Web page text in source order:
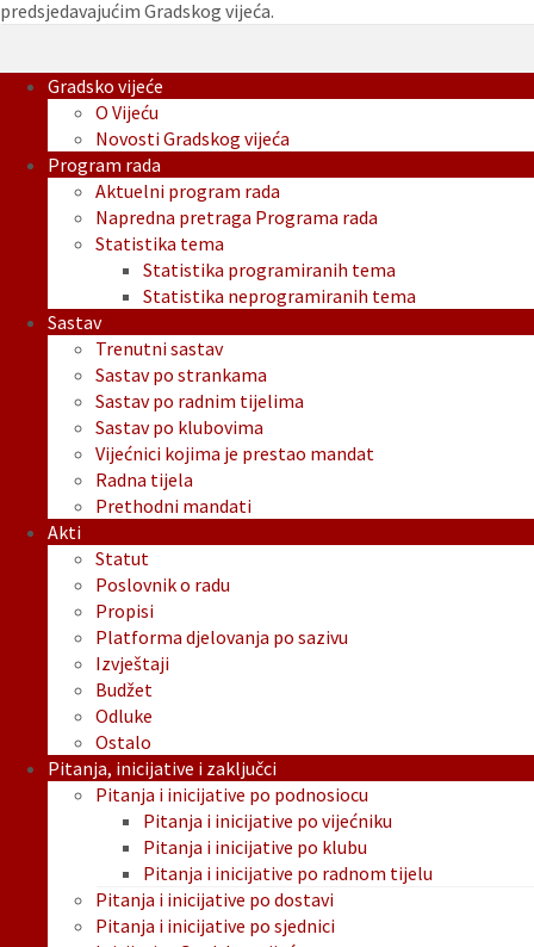
predsjedavajućim Gradskog vijeća.
Gradsko vijeće
O Vijeću
Novosti Gradskog vijeća
Program rada
Aktuelni program rada
Napredna pretraga Programa rada
Statistika tema
Statistika programiranih tema
Statistika neprogramiranih tema
Sastav
Trenutni sastav
Sastav po strankama
Sastav po radnim tijelima
Sastav po klubovima
Vijećnici kojima je prestao mandat
Radna tijela
Prethodni mandati
Akti
Statut
Poslovnik o radu
Propisi
Platforma djelovanja po sazivu
Izvještaji
Budžet
Odluke
Ostalo
Pitanja, inicijative i zaključci
Pitanja i inicijative po podnosiocu
Pitanja i inicijative po vijećniku
Pitanja i inicijative po klubu
Pitanja i inicijative po radnom tijelu
Pitanja i inicijative po dostavi
Pitanja i inicijative po sjednici